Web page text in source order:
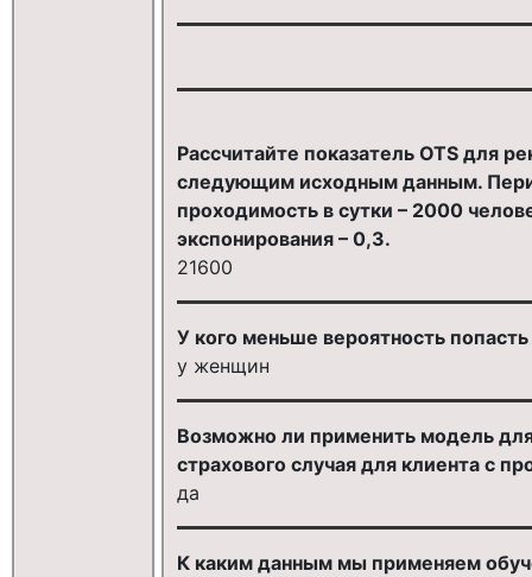
Рассчитайте показатель OTS для
следующим исходным данным.
проходимость в сутки – 2000
экспонирования – 0,3.
21600
У кого меньше вероятность
у женщин
Возможно ли применить модель
страхового случая для клиента с
да
К каким данным мы применяем